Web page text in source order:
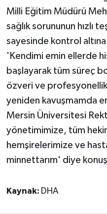
Milli Eğitim Müdürü
sağlık sorununun hızlı
sayesinde kontrol altına
'Kendimi emin ellerde
başlayarak tüm süreç
özveri ve profesyonellik
yeniden kavuşmamda
Mersin Üniversitesi
yönetimimize, tüm
hemşirelerimize ve
minnettarım' diye
Kaynak: DHA